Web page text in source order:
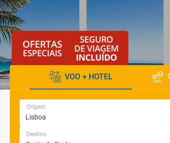
VOO + HOTEL
Origem
Destino